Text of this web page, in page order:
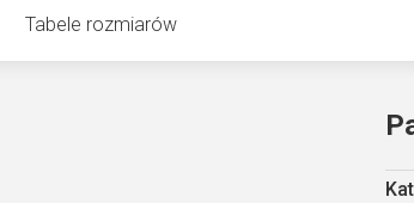
Tabele rozmiarów